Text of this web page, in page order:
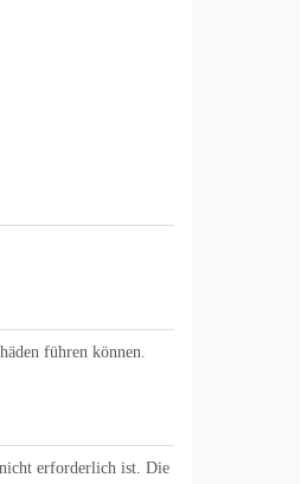
führen können.
erforderlich ist. Die